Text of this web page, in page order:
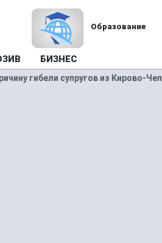
Образование
БИЗНЕС
гибели супругов из Кирово-Чепецка